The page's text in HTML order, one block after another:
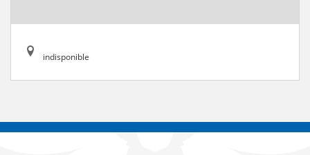
indisponible